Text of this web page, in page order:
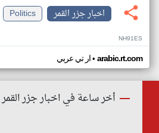
اخبار جزر القمر
Politics
NH91ES
ار تي عربي• arabic.rt.com
أخر ساعة في اخبار جزر القمر